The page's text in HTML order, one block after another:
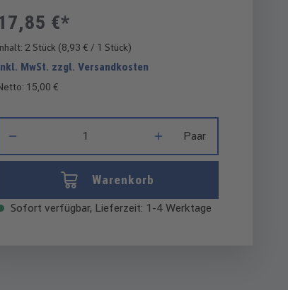
€*
2 Stück (8,93 € / 1 Stück)
MwSt. zzgl. Versandkosten
15,00 €
Paar
Warenkorb
Sofort verfügbar, Lieferzeit: 1-4 Werktage